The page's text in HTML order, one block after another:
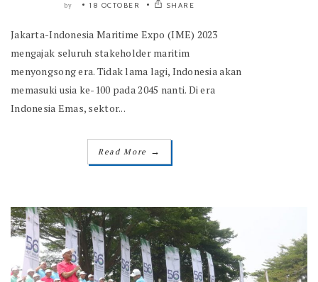
by 18 OCTOBER SHARE
Jakarta-Indonesia Maritime Expo (IME) 2023
mengajak seluruh stakeholder maritim
menyongsong era. Tidak lama lagi, Indonesia akan
memasuki usia ke-100 pada 2045 nanti. Di era
Indonesia Emas, sektor...
Read More →